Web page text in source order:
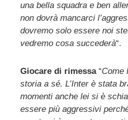
una bella squadra e ben
non dovrà mancarci
dovremo solo essere noi
vedremo cosa succederà“.
Giocare di rimessa “Come
storia a sé. L’Inter è stata
momenti anche lei si è
essere più aggressivi